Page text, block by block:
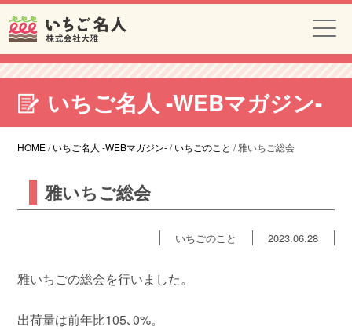
いちご名人 -WEBマガジン-
HOME/いちご名人 -WEBマガジン-/いちごのこと /雅いちご総会
雅いちご総会
いちごのこと 2023.06.28
雅いちごの総会を行いました。
出荷量は前年比105､0%。